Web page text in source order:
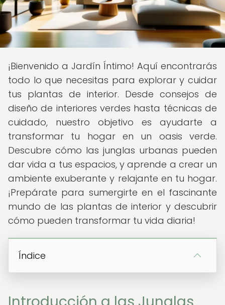
¡Bienvenido a Jardín Íntimo! Aquí encontrarás
todo lo que necesitas para explorar y cuidar
tus plantas de interior. Desde consejos de
diseño de interiores verdes hasta técnicas de
cuidado, nuestro objetivo es ayudarte a
transformar tu hogar en un oasis verde.
Descubre cómo las junglas urbanas pueden
dar vida a tus espacios, y aprende a crear un
ambiente exuberante y relajante en tu hogar.
¡Prepárate para sumergirte en el fascinante
mundo de las plantas de interior y descubrir
cómo pueden transformar tu vida diaria!
Índice